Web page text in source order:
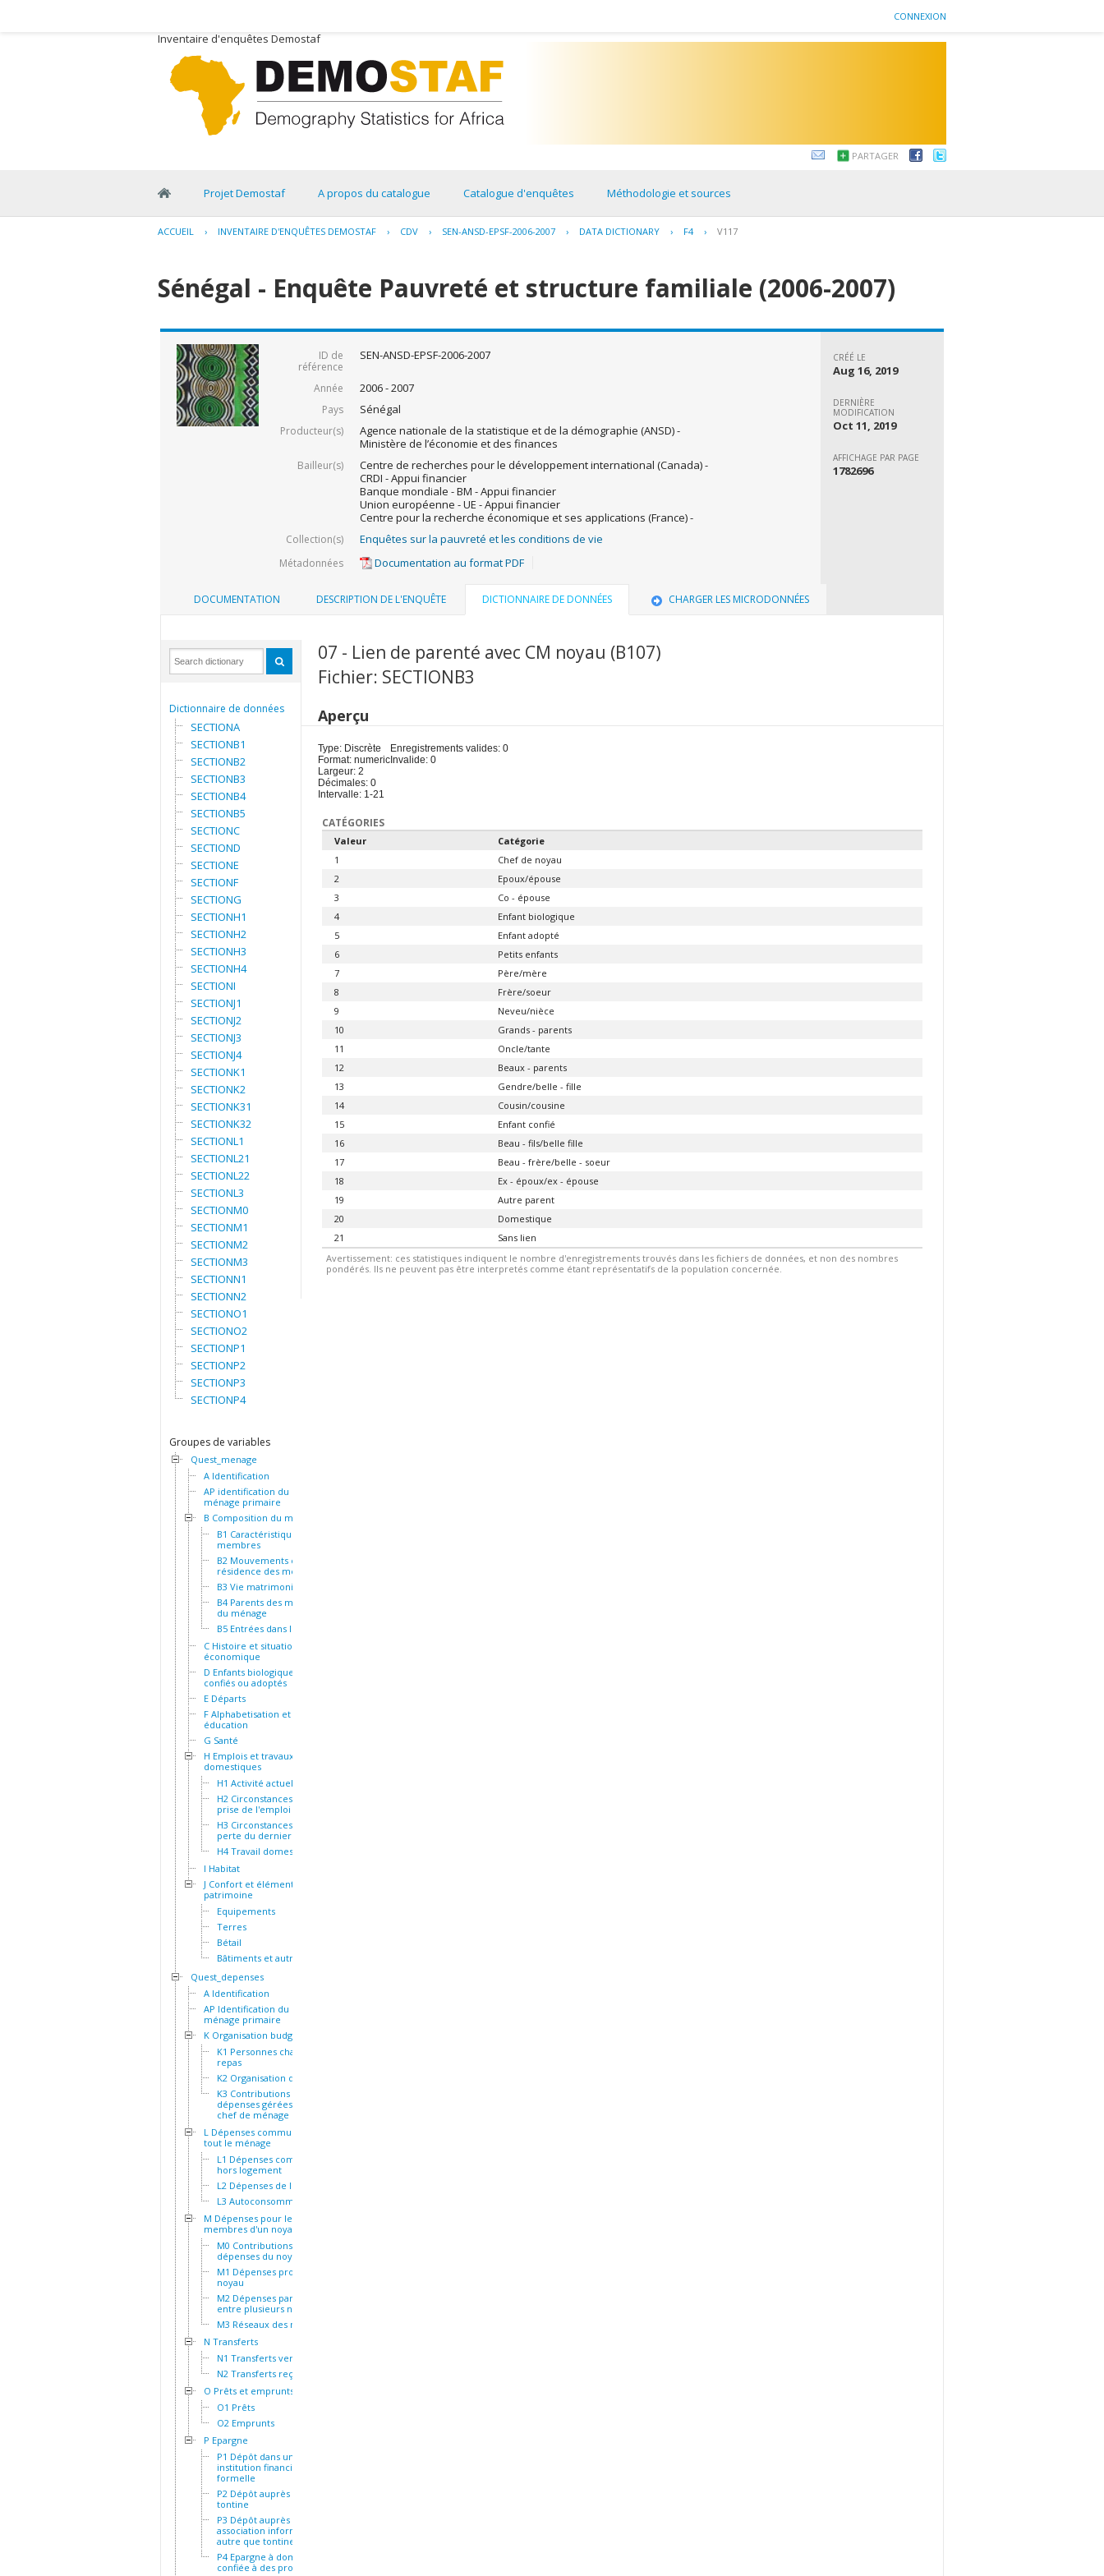
CONNEXION
Inventaire d'enquêtes Demostaf
PARTAGER
Projet Demostaf A propos du catalogue Catalogue d'enquêtes Méthodologie et sources
ACCUEIL › INVENTAIRE D'ENQUÊTES DEMOSTAF › CDV › SEN-ANSD-EPSF-2006-2007 › DATA DICTIONARY › F4 › V117
Sénégal - Enquête Pauvreté et structure familiale (2006-2007)
ID de
référence
SEN-ANSD-EPSF-2006-2007
Année 2006 - 2007
Pays Sénégal
Producteur(s)
Agence nationale de la statistique et de la démographie (ANSD) -
Ministère de l’économie et des finances
Bailleur(s)
Centre de recherches pour le développement international (Canada) -
CRDI - Appui financier
Banque mondiale - BM - Appui financier
Union européenne - UE - Appui financier
Centre pour la recherche économique et ses applications (France) -
Collection(s) Enquêtes sur la pauvreté et les conditions de vie
Métadonnées Documentation au format PDF
CRÉÉ LE
Aug 16, 2019
DERNIÈRE
MODIFICATION
Oct 11, 2019
AFFICHAGE PAR PAGE
1782696
DOCUMENTATION DESCRIPTION DE L'ENQUÊTE DICTIONNAIRE DE DONNÉES CHARGER LES MICRODONNÉES
Dictionnaire de données
SECTIONA
SECTIONB1
SECTIONB2
SECTIONB3
SECTIONB4
SECTIONB5
SECTIONC
SECTIOND
SECTIONE
SECTIONF
SECTIONG
SECTIONH1
SECTIONH2
SECTIONH3
SECTIONH4
SECTIONI
SECTIONJ1
SECTIONJ2
SECTIONJ3
SECTIONJ4
SECTIONK1
SECTIONK2
SECTIONK31
SECTIONK32
SECTIONL1
SECTIONL21
SECTIONL22
SECTIONL3
SECTIONM0
SECTIONM1
SECTIONM2
SECTIONM3
SECTIONN1
SECTIONN2
SECTIONO1
SECTIONO2
SECTIONP1
SECTIONP2
SECTIONP3
SECTIONP4
Groupes de variables
Quest_menage
A Identification
AP identification du
ménage primaire
B Composition du ménage
B1 Caractéristiques des
membres
B2 Mouvements et
résidence des membres
B3 Vie matrimoniale
B4 Parents des membres
du ménage
B5 Entrées dans le ménage
C Histoire et situation socio-
économique
D Enfants biologiques,
confiés ou adoptés
E Départs
F Alphabetisation et
éducation
G Santé
H Emplois et travaux
domestiques
H1 Activité actuelle
H2 Circonstances de la
prise de l'emploi actuel
H3 Circonstances de la
perte du dernier emploi
H4 Travail domestique
I Habitat
J Confort et éléments de
patrimoine
Equipements
Terres
Bétail
Bâtiments et autres actifs
Quest_depenses
A Identification
AP Identification du
ménage primaire
K Organisation budgétaire
K1 Personnes chargées du
repas
K2 Organisation des repas
K3 Contributions et
dépenses gérées par le
chef de ménage
L Dépenses communes à
tout le ménage
L1 Dépenses communes
hors logement
L2 Dépenses de logement
L3 Autoconsommation
M Dépenses pour les
membres d'un noyau
M0 Contributions aux
dépenses du noyau
M1 Dépenses propres au
noyau
M2 Dépenses partagées
entre plusieurs noyaux
M3 Réseaux des noyaux
N Transferts
N1 Transferts versés
N2 Transferts reçus
O Prêts et emprunts
O1 Prêts
O2 Emprunts
P Epargne
P1 Dépôt dans une
institution financière
formelle
P2 Dépôt auprès d'une
tontine
P3 Dépôt auprès d'une
association informelle
autre que tontine
P4 Epargne à domicile ou
confiée à des proches
07 - Lien de parenté avec CM noyau (B107)
Fichier: SECTIONB3
Aperçu
Type: Discrète
Format: numeric
Largeur: 2
Décimales: 0
Intervalle: 1-21
Enregistrements valides: 0
Invalide: 0
CATÉGORIES
Valeur
Catégorie
1
Chef de noyau
2
Epoux/épouse
3
Co - épouse
4
Enfant biologique
5
Enfant adopté
6
Petits enfants
7
Père/mère
8
Frère/soeur
9
Neveu/nièce
10
Grands - parents
11
Oncle/tante
12
Beaux - parents
13
Gendre/belle - fille
14
Cousin/cousine
15
Enfant confié
16
Beau - fils/belle fille
17
Beau - frère/belle - soeur
18
Ex - époux/ex - épouse
19
Autre parent
20
Domestique
21
Sans lien
Avertissement: ces statistiques indiquent le nombre d'enregistrements trouvés dans les fichiers de données, et non des nombres
pondérés. Ils ne peuvent pas être interpretés comme étant représentatifs de la population concernée.